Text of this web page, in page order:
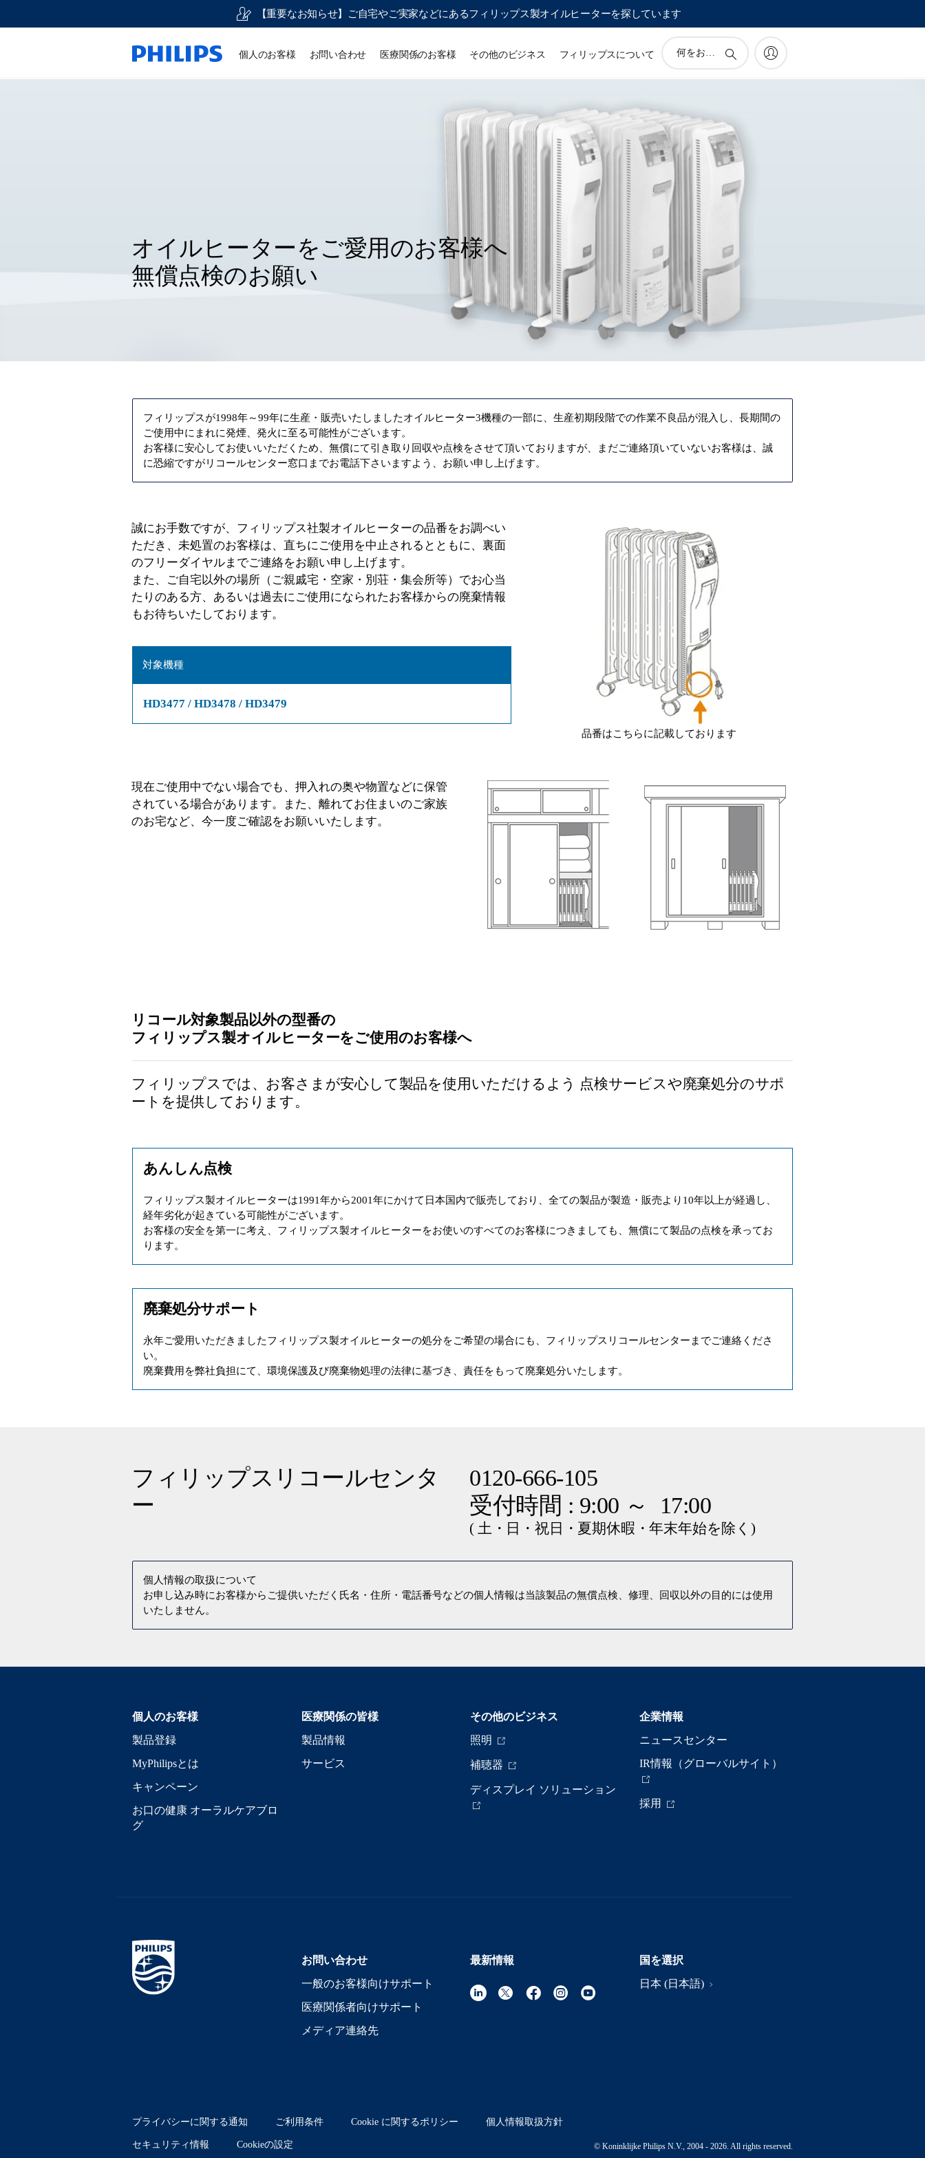
【重要なお知らせ】ご自宅やご実家などにあるフィリップス製オイルヒーターを探しています
個人のお客様 お問い合わせ 医療関係のお客様 その他のビジネス フィリップスについて
ポ
ー
ト
検
索
オイルヒーターをご愛用のお客様へ
無償点検のお願い
フィリップスが1998年～99年に生産・販売いたしましたオイルヒーター3機種の一部に、生産初期段階での作業不良品が混入し、長期間の
ご使用中にまれに発煙、発火に至る可能性がございます。
お客様に安心してお使いいただくため、無償にて引き取り回収や点検をさせて頂いておりますが、まだご連絡頂いていないお客様は、誠
に恐縮ですがリコールセンター窓口までお電話下さいますよう、お願い申し上げます。
誠にお手数ですが、フィリップス社製オイルヒーターの品番をお調べい
ただき、未処置のお客様は、直ちにご使用を中止されるとともに、裏面
のフリーダイヤルまでご連絡をお願い申し上げます。
また、ご自宅以外の場所（ご親戚宅・空家・別荘・集会所等）でお心当
たりのある方、あるいは過去にご使用になられたお客様からの廃棄情報
もお待ちいたしております。
対象機種
HD3477 / HD3478 / HD3479
品番はこちらに記載しております
現在ご使用中でない場合でも、押入れの奥や物置などに保管
されている場合があります。また、離れてお住まいのご家族
のお宅など、今一度ご確認をお願いいたします。
リコール対象製品以外の型番の
フィリップス製オイルヒーターをご使用のお客様へ
フィリップスでは、お客さまが安心して製品を使用いただけるよう 点検サービスや廃棄処分のサポ
ートを提供しております。
あんしん点検
フィリップス製オイルヒーターは1991年から2001年にかけて日本国内で販売しており、全ての製品が製造・販売より10年以上が経過し、
経年劣化が起きている可能性がございます。
お客様の安全を第一に考え、フィリップス製オイルヒーターをお使いのすべてのお客様につきましても、無償にて製品の点検を承ってお
ります。
廃棄処分サポート
永年ご愛用いただきましたフィリップス製オイルヒーターの処分をご希望の場合にも、フィリップスリコールセンターまでご連絡くださ
い。
廃棄費用を弊社負担にて、環境保護及び廃棄物処理の法律に基づき、責任をもって廃棄処分いたします。
フィリップスリコールセンタ
ー
0120-666-105
受付時間 : 9:00 ～ 17:00
( 土・日・祝日・夏期休暇・年末年始を除く)
個人情報の取扱について
お申し込み時にお客様からご提供いただく氏名・住所・電話番号などの個人情報は当該製品の無償点検、修理、回収以外の目的には使用
いたしません。
個人のお客様
製品登録
MyPhilipsとは
キャンペーン
お口の健康 オーラルケアブロ
グ
医療関係の皆様
製品情報
サービス
その他のビジネス
照明
補聴器
ディスプレイ ソリューション
企業情報
ニュースセンター
IR情報（グローバルサイト）
採用
お問い合わせ
一般のお客様向けサポート
医療関係者向けサポート
メディア連絡先
最新情報
国を選択
日本 (日本語)
プライバシーに関する通知 ご利用条件 Cookie に関するポリシー 個人情報取扱方針
セキュリティ情報 Cookieの設定 © Koninklijke Philips N.V., 2004 - 2026. All rights reserved.